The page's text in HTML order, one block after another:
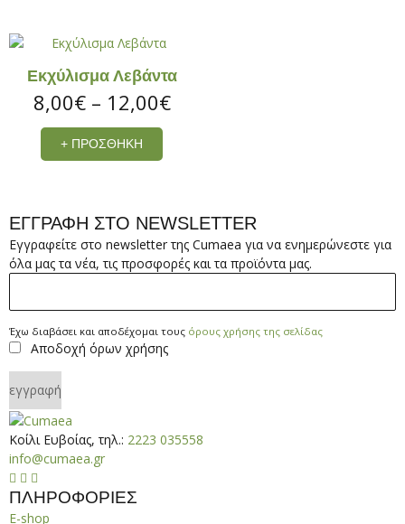
Εκχύλισμα Λεβάντα
8,00€ – 12,00€Price
12,00€
+ ΠΡΟΣΘΉΚΗ
Αυτό
το
παραλλαγές.
Οι
επιλογές
να
επιλεγούν
στη
ΕΓΓΡΑΦΗ ΣΤΟ NEWSLETTER
Εγγραφείτε στο newsletter της Cumaea για να ενημερώνεστε για
όλα μας τα νέα, τις προσφορές και τα προϊόντα μας.
Έχω
διαβάσει
και
αποδέχομαι
τους
όρους
χρήσης
της
σελίδας
*
Έχω διαβάσει και αποδέχομαι τους όρους χρήσης της σελίδας
Αποδοχή όρων χρήσης
εγγραφή
Κοίλι Ευβοίας, τηλ.: 2223 035558
info@cumaea.gr
  
ΠΛΗΡΟΦΟΡΙΕΣ
E-shop